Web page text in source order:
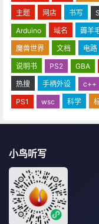
主题
网店 书写
Arduino
域名 薅羊
魔兽世界
文档 电路
说明书
PS2 GBA
热搜
手柄外设 c++
PS1
wsc 科学
小鸟听写